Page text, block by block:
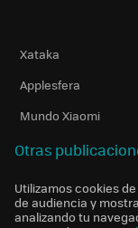
Xataka
Applesfera
Mundo Xiaomi
Otras
Utilizamos cookies
de audiencia y
analizando tu